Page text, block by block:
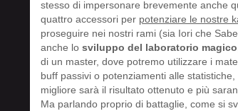
stesso di impersonare brevemente anche
quattro accessori per potenziare le nostre
proseguire nei nostri rami (sia Iori che
anche lo sviluppo del laboratorio magico
di un master, dove potremo utilizzare i
buff passivi o potenziamenti alle
migliore sarà il risultato ottenuto e più
Ma parlando proprio di battaglie, come si